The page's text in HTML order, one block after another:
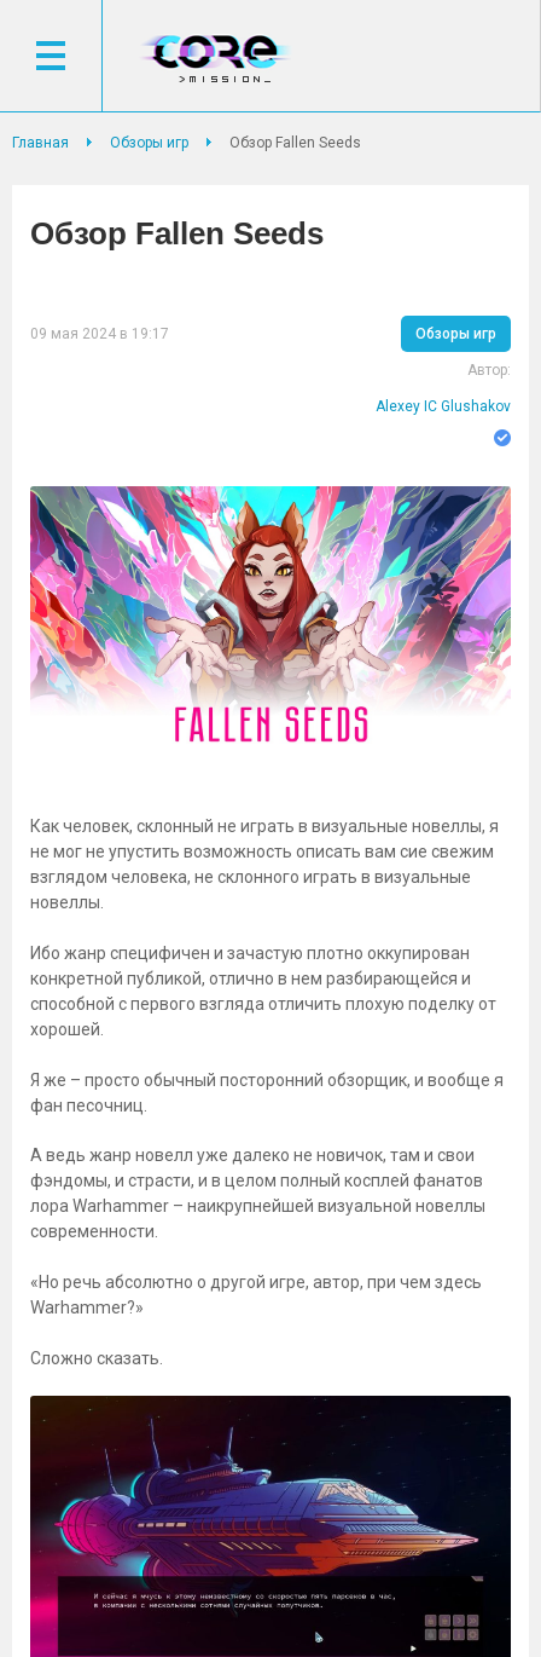
Главная Обзоры игр Обзор Fallen Seeds
Обзор Fallen Seeds
09 мая 2024 в 19:17 Обзоры игр
Автор:
Alexey IC Glushakov
Как человек, склонный не играть в визуальные новеллы, я
не мог не упустить возможность описать вам сие свежим
взглядом человека, не склонного играть в визуальные
новеллы.
Ибо жанр специфичен и зачастую плотно оккупирован
конкретной публикой, отлично в нем разбирающейся и
способной с первого взгляда отличить плохую поделку от
хорошей.
Я же – просто обычный посторонний обзорщик, и вообще я
фан песочниц.
А ведь жанр новелл уже далеко не новичок, там и свои
фэндомы, и страсти, и в целом полный косплей фанатов
лора Warhammer – наикрупнейшей визуальной новеллы
современности.
«Но речь абсолютно о другой игре, автор, при чем здесь
Warhammer?»
Сложно сказать.